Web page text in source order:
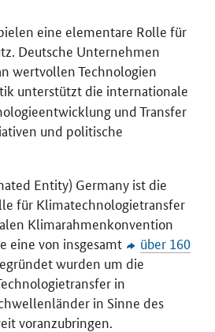
eine elementare Rolle für
Deutsche Unternehmen
wertvollen Technologien
unterstützt die internationale
und Transfer
und politische
Entity) Germany ist die
für Klimatechnologietransfer
Klimarahmenkonvention
eine von insgesamt
über 160
wurden um die
in
in Sinne des
voranzubringen.